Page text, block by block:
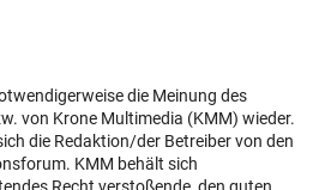
die Meinung des
von Krone Multimedia (KMM) wieder.
die Redaktion/der Betreiber von den
KMM behält sich
Recht verstoßende, den guten